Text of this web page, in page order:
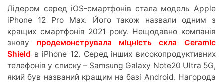
Лідером серед iOS-смартфонів стала модель Apple
iPhone 12 Pro Max. Його також назвали одним з
кращих смартфонів 2021 року. Нещодавно компанія
знову продемонструвала міцність скла Ceramic
Shield в iPhone 12. Серед інших високопродуктивних
телефонів у списку – Samsung Galaxy Note20 Ultra 5G,
який був названий кращим на базі Android. Нагорода